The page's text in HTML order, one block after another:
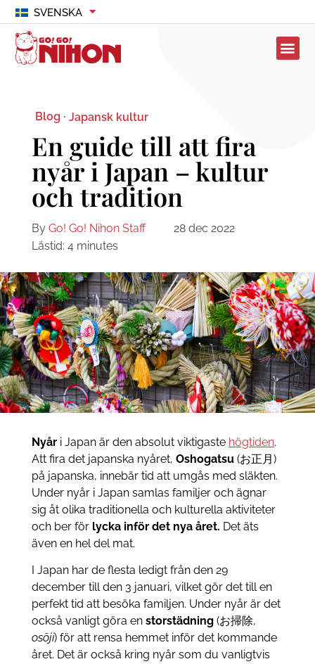
SVENSKA
Blog · Japansk kultur
En guide till att fira
nyår i Japan – kultur
och tradition
By Go! Go! Nihon Staff
28 dec 2022
Lästid: 4 minutes
Nyåri Japan är den absolut viktigaste högtiden.
Att fira det japanska nyåret, Oshogatsu(お正月)
på japanska, innebär tid att umgås med släkten.
Under nyår i Japan samlas familjer och ägnar
sig åt olika traditionella och kulturella aktiviteter
och ber för lycka inför det nya året. Det äts
även en hel del mat.
I Japan har de flesta ledigt från den 29
december till den 3 januari, vilket gör det till en
perfekt tid att besöka familjen. Under nyår är det
också vanligt göra en storstädning(お掃除,
osōji) för att rensa hemmet inför det kommande
året. Det är också kring nyår som du vanligtvis